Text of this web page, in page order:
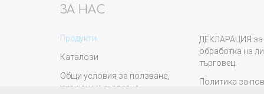
ЗА НАС
Продукти
Каталози
Общи условия за ползване,
плащане и доставка
ДЕКЛАРАЦИЯ за
обработка на
търговец.
Политика за